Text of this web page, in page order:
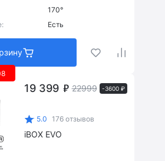
170°
Есть
iBOX EVO
5.0 176 отзывов
19 399 22999 -3600 ₽